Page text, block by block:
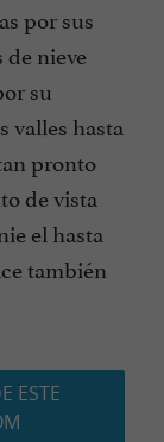
por sus
nieve
su
valles hasta
pronto
de vista
el hasta
también
ESTE